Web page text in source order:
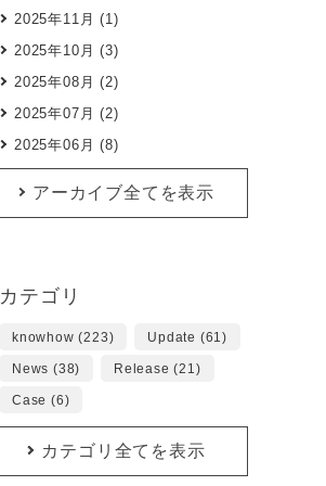
2025年11月 (1)
2025年10月 (3)
2025年08月 (2)
2025年07月 (2)
2025年06月 (8)
アーカイブ全てを表示
カテゴリ
knowhow (223) Update (61)
News (38) Release (21)
Case (6)
カテゴリ全てを表示